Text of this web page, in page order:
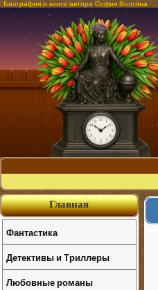
Биография и книги автора София Волгина
Главная
Фантастика
Детективы и Триллеры
Любовные романы